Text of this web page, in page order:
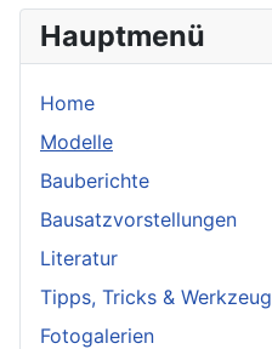
Hauptmenü
Home
Modelle
Bauberichte
Bausatzvorstellungen
Literatur
Tipps, Tricks & Werkzeug
Fotogalerien